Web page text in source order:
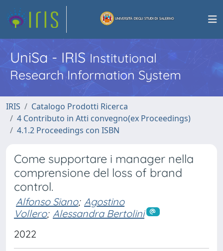
UniSa - IRISInstitutional
Research Information System
IRIS
Catalogo Prodotti Ricerca
4 Contributo in Atti convegno(ex Proceedings)
4.1.2 Proceedings con ISBN
Come supportare i manager nella
comprensione del loss of brand
control.
Alfonso Siano; Agostino
Vollero; Alessandra Bertolini
2022